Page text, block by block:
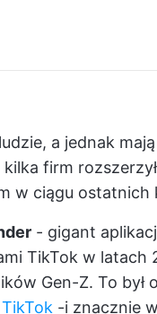
a jednak
firm
w ciągu ostatnich
- gigant
TikTok w
Gen-Z. To był
-i znacznie